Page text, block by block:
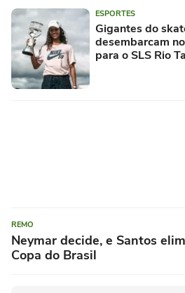
ESPORTES
Gigantes do
desembarcam
para o SLS Rio
REMO
Neymar decide, e Santos
Copa do Brasil